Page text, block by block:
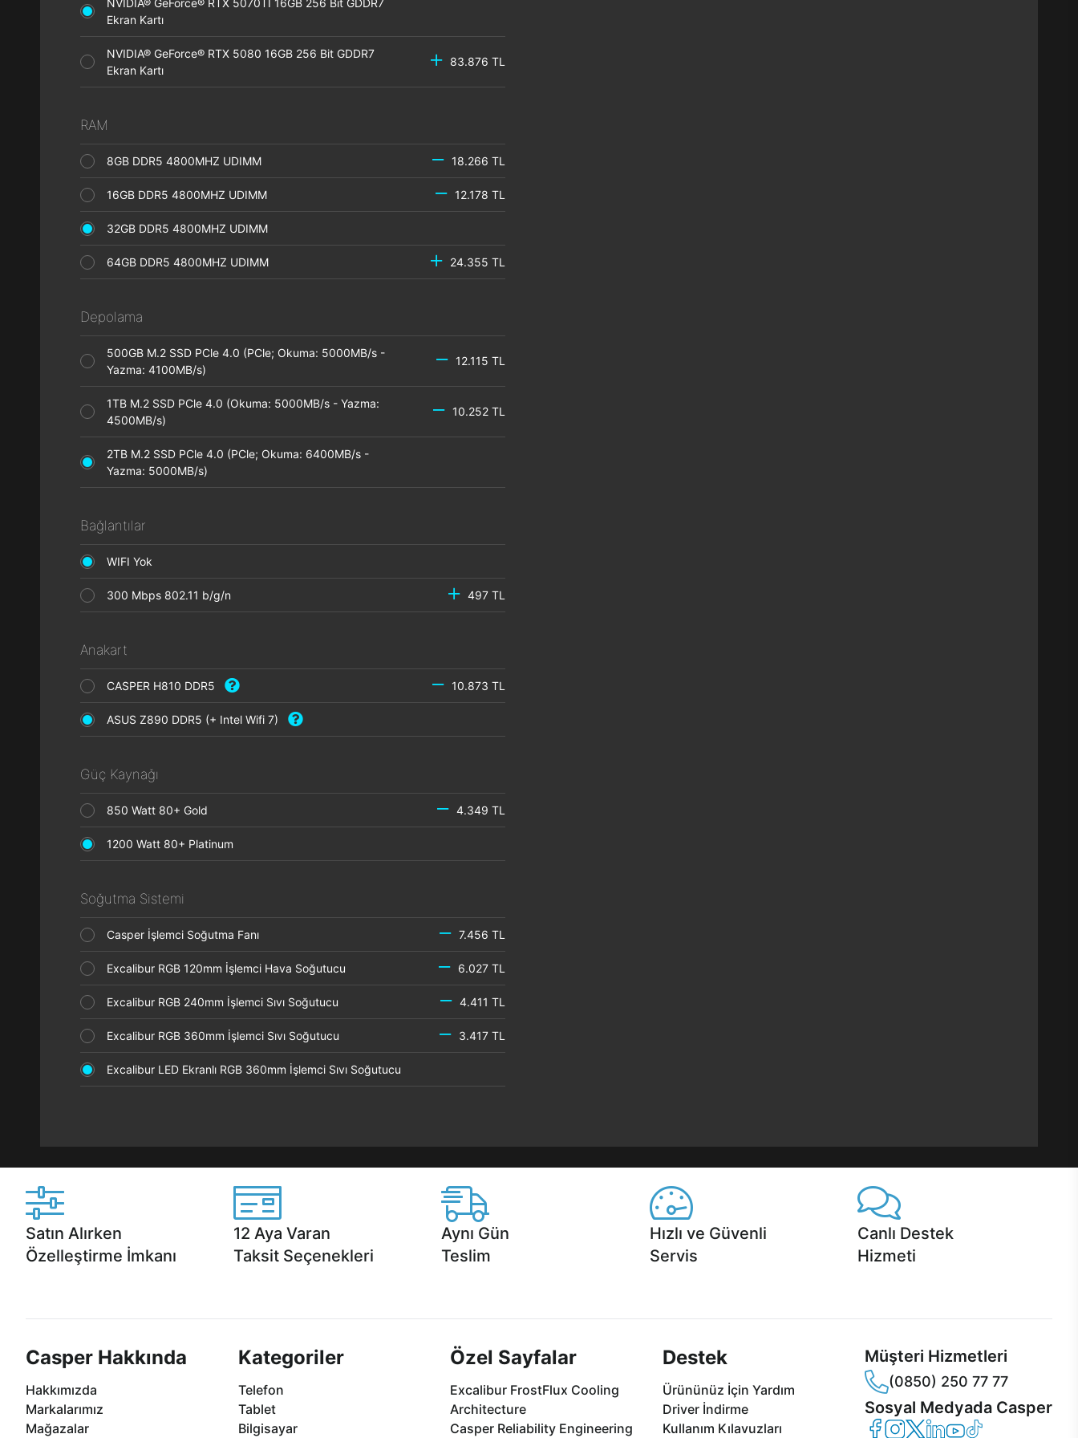
NVIDIA® GeForce® RTX 5070TI 16GB 256 Bit GDDR7
Ekran Kartı
NVIDIA® GeForce® RTX 5080 16GB 256 Bit GDDR7
Ekran Kartı
83.876 TL
RAM
8GB DDR5 4800MHZ UDIMM 18.266 TL
16GB DDR5 4800MHZ UDIMM 12.178 TL
32GB DDR5 4800MHZ UDIMM
64GB DDR5 4800MHZ UDIMM 24.355 TL
Depolama
500GB M.2 SSD PCle 4.0 (PCle; Okuma: 5000MB/s -
Yazma: 4100MB/s)
12.115 TL
1TB M.2 SSD PCle 4.0 (Okuma: 5000MB/s - Yazma:
4500MB/s)
10.252 TL
2TB M.2 SSD PCle 4.0 (PCle; Okuma: 6400MB/s -
Yazma: 5000MB/s)
Bağlantılar
WIFI Yok
300 Mbps 802.11 b/g/n 497 TL
Anakart
CASPER H810 DDR5 10.873 TL
ASUS Z890 DDR5 (+ Intel Wifi 7)
Güç Kaynağı
850 Watt 80+ Gold 4.349 TL
1200 Watt 80+ Platinum
Soğutma Sistemi
Casper İşlemci Soğutma Fanı 7.456 TL
Excalibur RGB 120mm İşlemci Hava Soğutucu 6.027 TL
Excalibur RGB 240mm İşlemci Sıvı Soğutucu 4.411 TL
Excalibur RGB 360mm İşlemci Sıvı Soğutucu 3.417 TL
Excalibur LED Ekranlı RGB 360mm İşlemci Sıvı Soğutucu
Satın Alırken
Özelleştirme İmkanı
12 Aya Varan
Taksit Seçenekleri
Aynı Gün
Teslim
Hızlı ve Güvenli
Servis
Canlı Destek
Hizmeti
Casper Hakkında
Hakkımızda
Markalarımız
Mağazalar
Kategoriler
Telefon
Tablet
Bilgisayar
Özel Sayfalar
Excalibur FrostFlux Cooling
Architecture
Casper Reliability Engineering
Destek
Ürününüz İçin Yardım
Driver İndirme
Kullanım Kılavuzları
Müşteri Hizmetleri
(0850) 250 77 77
Sosyal Medyada Casper
Casper Facebook
Casper Instagram
Casper Twitter
Casper LinkedIn
Casper YouTube
Casper TikTok